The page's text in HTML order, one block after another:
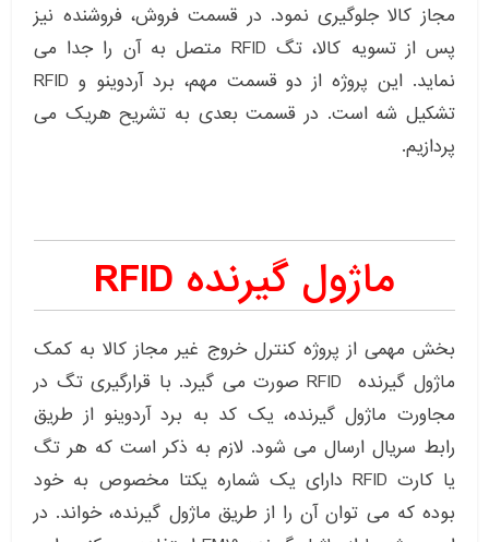
مجاز کالا جلوگیری نمود. در قسمت فروش، فروشنده نیز
پس از تسویه کالا، تگ RFID متصل به آن را جدا می
نماید. این پروژه از دو قسمت مهم، برد آردوینو و RFID
تشکیل شه است. در قسمت بعدی به تشریح هریک می
پردازیم.
ماژول گیرنده RFID
بخش مهمی از پروژه کنترل خروج غیر مجاز کالا به کمک
ماژول گیرنده RFID صورت می گیرد. با قرارگیری تگ در
مجاورت ماژول گیرنده، یک کد به برد آردوینو از طریق
رابط سریال ارسال می شود. لازم به ذکر است که هر تگ
یا کارت RFID دارای یک شماره یکتا مخصوص به خود
بوده که می توان آن را از طریق ماژول گیرنده، خواند. در